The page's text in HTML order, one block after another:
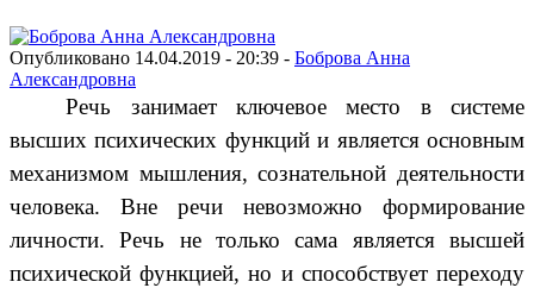
Опубликовано 14.04.2019 - 20:39 - Боброва Анна
Александровна
Речь занимает ключевое место в системе
высших психических функций и является основным
механизмом мышления, сознательной деятельности
человека. Вне речи невозможно формирование
личности. Речь не только сама является высшей
психической функцией, но и способствует переходу